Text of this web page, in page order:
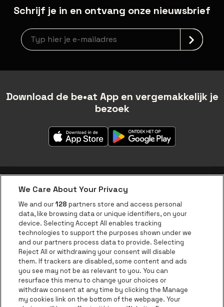
Schrijf je in en ontvang onze nieuwsbrief
Nieuwsbrief aanmelding
Download de be•at App en vergemakkelijk je
bezoek
be•at app
be•at Corporate
be•at Business
Groepen
Helpcenter
Contact
Instagram
Facebook
Threads
TiktokYoutube
We Care About Your Privacy
We and our128 partners store and access personal
data, like browsing data or unique identifiers, on your
device. Selecting Accept All enables tracking
technologies to support the purposes shown under we
and our partners process data to provide. Selecting
Reject All or withdrawing your consent will disable
them. If trackers are disabled, some content and ads
you see may not be as relevant to you. You can
resurface this menu to change your choices or
withdraw consent at any time by clicking the Manage
my cookies link on the bottom of the webpage. Your